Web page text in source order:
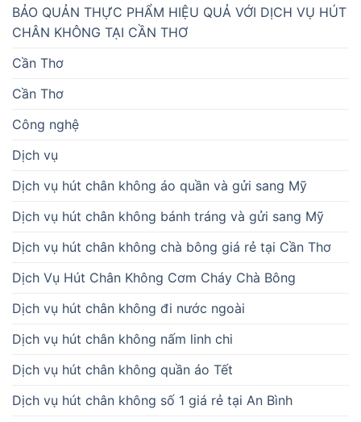
BẢO QUẢN THỰC PHẨM HIỆU QUẢ VỚI DỊCH VỤ HÚT
CHÂN KHÔNG TẠI CẦN THƠ
Cần Thơ
Cần Thơ
Công nghệ
Dịch vụ
Dịch vụ hút chân không áo quần và gửi sang Mỹ
Dịch vụ hút chân không bánh tráng và gửi sang Mỹ
Dịch vụ hút chân không chà bông giá rẻ tại Cần Thơ
Dịch Vụ Hút Chân Không Cơm Cháy Chà Bông
Dịch vụ hút chân không đi nước ngoài
Dịch vụ hút chân không nấm linh chi
Dịch vụ hút chân không quần áo Tết
Dịch vụ hút chân không số 1 giá rẻ tại An Bình